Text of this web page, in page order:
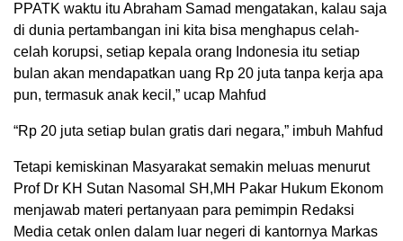
PPATK waktu itu Abraham Samad mengatakan, kalau saja
di dunia pertambangan ini kita bisa menghapus celah-
celah korupsi, setiap kepala orang Indonesia itu setiap
bulan akan mendapatkan uang Rp 20 juta tanpa kerja apa
pun, termasuk anak kecil,” ucap Mahfud
“Rp 20 juta setiap bulan gratis dari negara,” imbuh Mahfud
Tetapi kemiskinan Masyarakat semakin meluas menurut
Prof Dr KH Sutan Nasomal SH,MH Pakar Hukum Ekonom
menjawab materi pertanyaan para pemimpin Redaksi
Media cetak onlen dalam luar negeri di kantornya Markas